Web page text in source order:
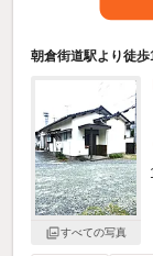
朝倉街道駅より徒
すべての写真